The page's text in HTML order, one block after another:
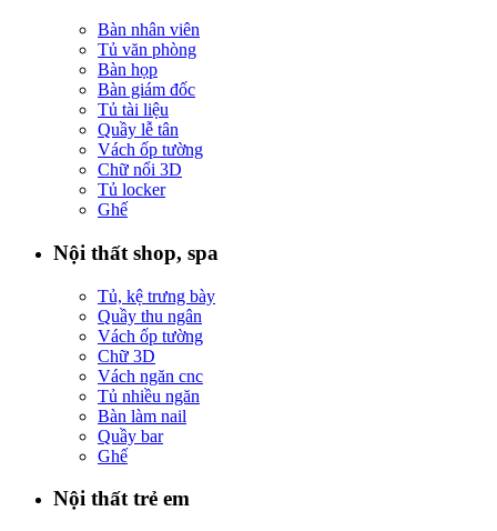
Bàn nhân viên
Tủ văn phòng
Bàn họp
Bàn giám đốc
Tủ tài liệu
Quầy lễ tân
Vách ốp tường
Chữ nổi 3D
Tủ locker
Ghế
Nội thất shop, spa
Tủ, kệ trưng bày
Quầy thu ngân
Vách ốp tường
Chữ 3D
Vách ngăn cnc
Tủ nhiều ngăn
Bàn làm nail
Quầy bar
Ghế
Nội thất trẻ em